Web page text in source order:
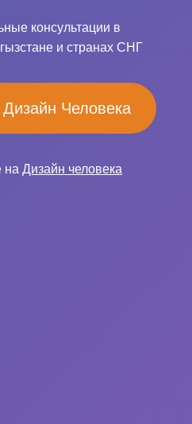
консультации в
и странах СНГ
Дизайн Человека
на Дизайн человека